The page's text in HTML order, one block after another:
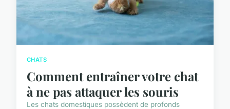
CHATS
Comment entraîner votre chat
à ne pas attaquer les souris
Les chats domestiques possèdent de profonds